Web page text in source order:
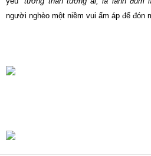
người nghèo một niềm vui ấm áp để đón